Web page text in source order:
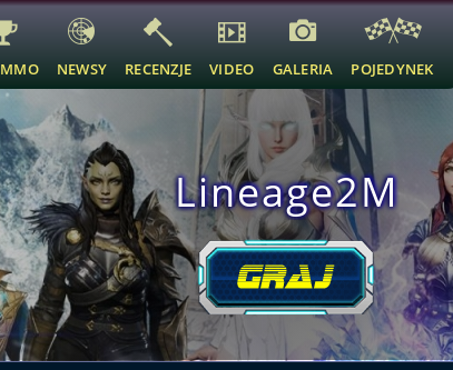
NEWSY RECENZJE VIDEO GALERIA POJEDYNEK
Lineage2M